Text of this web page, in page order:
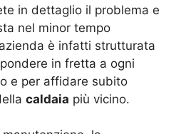
in dettaglio il problema e
nel minor tempo
è infatti strutturata
in fretta a ogni
e per affidare subito
caldaia più vicino.